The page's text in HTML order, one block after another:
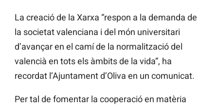
La creació de la Xarxa “respon a la demanda de
la societat valenciana i del món universitari
d’avançar en el camí de la normalització del
valencià en tots els àmbits de la vida”, ha
recordat l’Ajuntament d’Oliva en un comunicat.
Per tal de fomentar la cooperacióen matèria